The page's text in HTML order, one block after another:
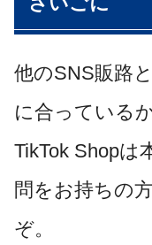
他のSNS販路
に合っている
TikTok Shopは
問をお持ちの
ぞ。